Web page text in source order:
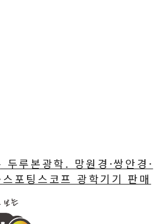
루본광학. 망원경·쌍안경·
스포팅스코프 광학기기 판매